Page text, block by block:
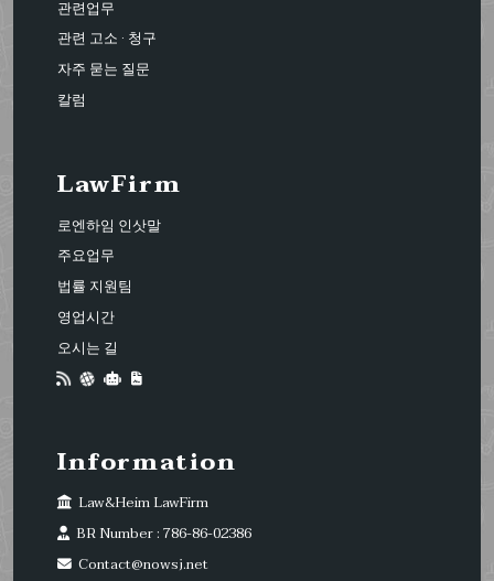
관련업무
관련 고소 · 청구
자주 묻는 질문
칼럼
LawFirm
로엔하임 인삿말
주요업무
법률 지원팀
영업시간
오시는 길
Information
Law&Heim LawFirm
BR Number : 786-86-02386
Contact@nowsj.net